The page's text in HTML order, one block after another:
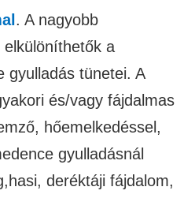
. A nagyobb
a
gyulladás tünetei. A
és/vagy fájdalmas
hőemelkedéssel,
gyulladásnál
deréktáji fájdalom,